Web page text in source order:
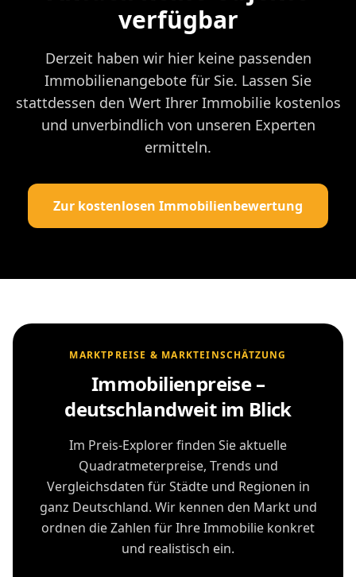
verfügbar
Derzeit haben wir hier keine passenden
Immobilienangebote für Sie. Lassen Sie
stattdessen den Wert Ihrer Immobilie kostenlos
und unverbindlich von unseren Experten
ermitteln.
Zur kostenlosen Immobilienbewertung
MARKTPREISE & MARKTEINSCHÄTZUNG
Immobilienpreise –
deutschlandweit im Blick
Im Preis-Explorer finden Sie aktuelle
Quadratmeterpreise, Trends und
Vergleichsdaten für Städte und Regionen in
ganz Deutschland. Wir kennen den Markt und
ordnen die Zahlen für Ihre Immobilie konkret
und realistisch ein.